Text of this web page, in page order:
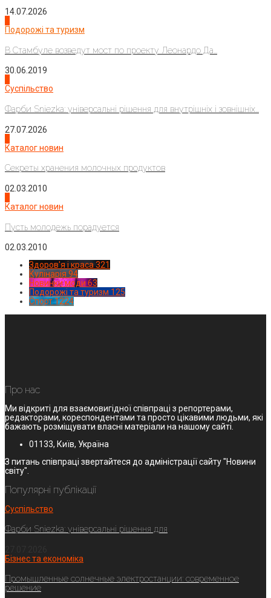
14.07.2026
Подорожі та туризм
В Стамбуле возведут мост по проекту Леонардо Да...
30.06.2019
Суспільство
Фарби Sniezka: універсальні рішення для внутрішніх і зовнішніх...
27.07.2026
Каталог новин
Секреты хранения молочных продуктов
02.03.2010
Каталог новин
Пусть молодежь порадуется
02.03.2010
Здоров'я і краса 321
Кулінарія 94
Новинки моди 63
Подорожі та туризм 125
Спорт1224
Про нас
Ми відкриті для взаємовигідної співпраці з репортерами,
редакторами, кореспондентами та просто цікавими людьми, які
бажають розміщувати власні матеріали на нашому сайті.
01133, Київ, Україна
З питань співпраці звертайтеся до адміністрації сайту "Новини
світу".
Популярні публікації
Суспільство
Фарби Sniezka: універсальні рішення для
Бізнес та економіка
Промышленные солнечные электростанции: современное
решение